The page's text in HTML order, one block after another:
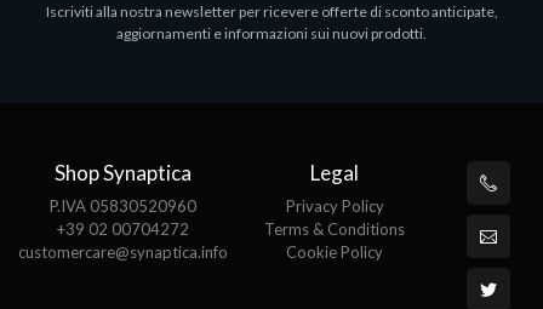
MS OFFICE H&S 2021 ESD
Iscriviti alla nostra newsletter per ricevere offerte di sconto anticipate,
aggiornamenti e informazioni sui nuovi prodotti.
Shop Synaptica
P.IVA 05830520960
+39 02 00704272
customercare@synaptica.info
Legal
Privacy Policy
Terms & Conditions
Cookie Policy